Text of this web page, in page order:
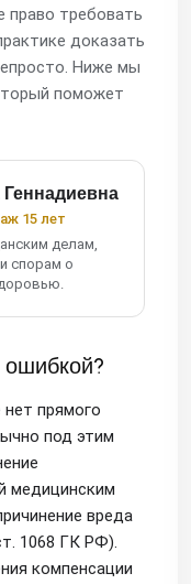
право требовать
доказать
Ниже мы
поможет
15 лет
делам,
спорам о
ошибкой?
прямого
под этим
медицинским
вреда
1068 ГК РФ).
компенсации